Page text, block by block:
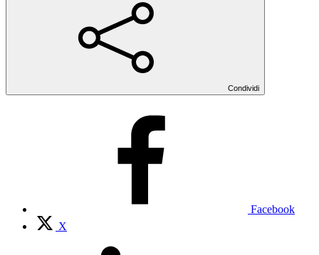
Condividi
Facebook
X